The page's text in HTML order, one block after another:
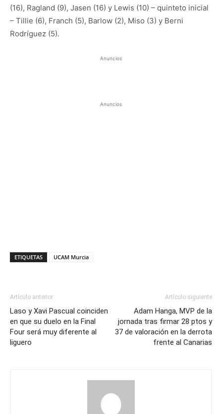
(16), Ragland (9), Jasen (16) y Lewis (10) – quinteto inicial
– Tillie (6), Franch (5), Barlow (2), Miso (3) y Berni
Rodríguez (5).
Anuncios
Anuncios
ETIQUETAS UCAM Murcia
Artículo anterior
Laso y Xavi Pascual coinciden
en que su duelo en la Final
Four será muy diferente al
liguero
Artículo siguiente
Adam Hanga, MVP de la
jornada tras firmar 28 ptos y
37 de valoración en la derrota
frente al Canarias